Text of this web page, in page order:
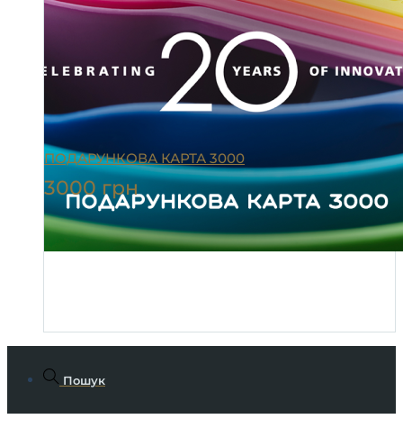
ПОДАРУНКОВА КАРТА 3000
3000 грн
Пошук